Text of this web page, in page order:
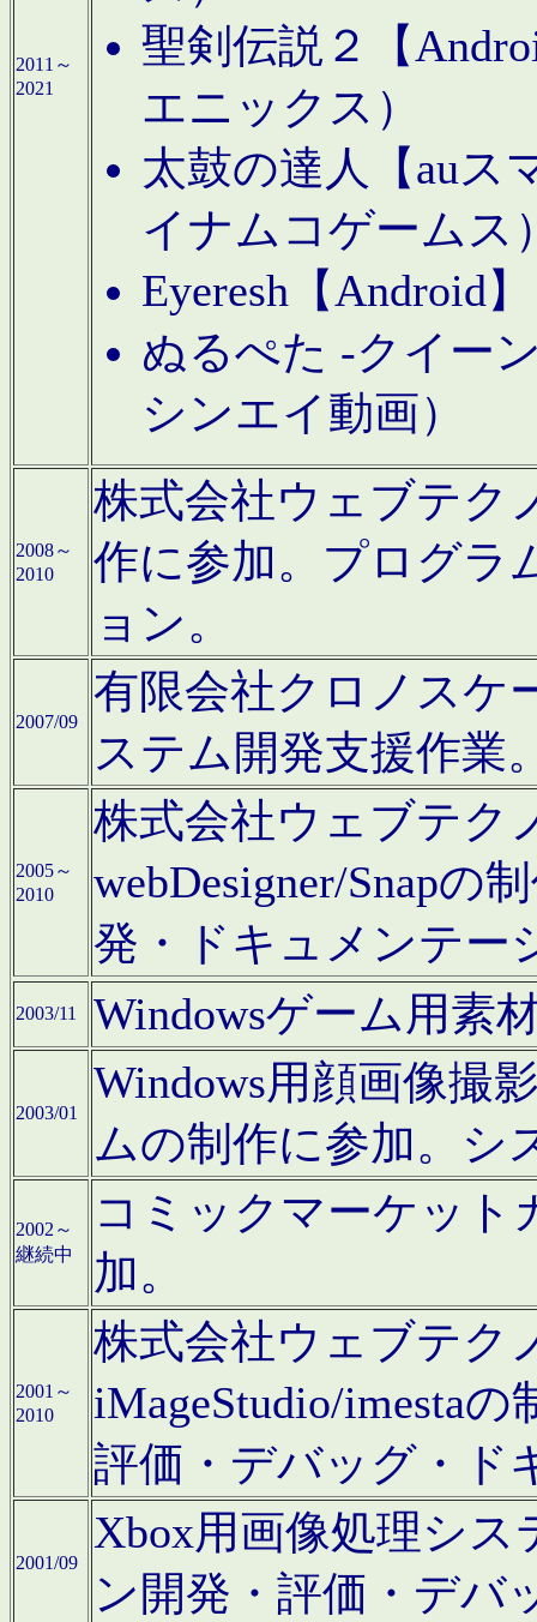
2011～
2021
聖剣伝説２【
エニックス）
太鼓の達人【auス
イナムコゲームス
Eyeresh【Android
ぬるぺた -クイー
シンエイ動画）
2008～
2010
株式会社ウェブテク
作に参加。プログラ
ョン。
2007/09
有限会社クロノスケ
ステム開発支援作業
2005～
2010
株式会社ウェブテク
webDesigner/Snapの
発・ドキュメンテー
2003/11 Windowsゲーム用素
2003/01
Windows用顔画像撮
ムの制作に参加。シ
2002～
継続中
コミックマーケット
加。
2001～
2010
株式会社ウェブテク
iMageStudio/imesta
評価・デバッグ・ド
2001/09
Xbox用画像処理シ
ン開発・評価・デバ